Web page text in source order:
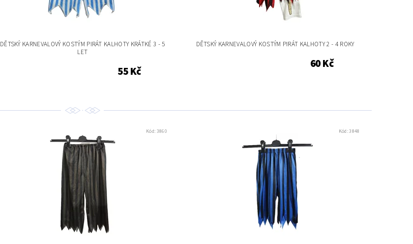
DĚTSKÝ KARNEVALOVÝ KOSTÝM PIRÁT KALHOTY KRÁTKÉ 3 - 5
LET
55 Kč
DĚTSKÝ KARNEVALOVÝ KOSTÝM PIRÁT KALHOTY 2 - 4 ROKY
60 Kč
Kód: 3860 Kód:3848